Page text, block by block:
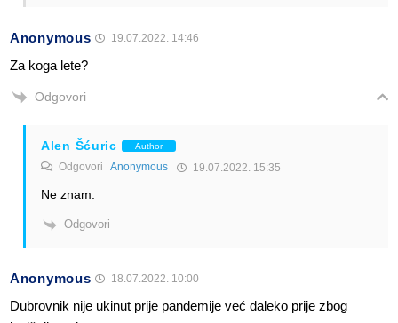
Anonymous 19.07.2022. 14:46
Za koga lete?
Odgovori
Alen Šćuric Author
Odgovori Anonymous 19.07.2022. 15:35
Ne znam.
Odgovori
Anonymous 18.07.2022. 10:00
Dubrovnik nije ukinut prije pandemije već daleko prije zbog